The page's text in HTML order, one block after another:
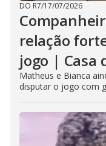
DO R7/17/07/2026
relação
jogo | Casa
Matheus e Bianca
disputar o jogo com